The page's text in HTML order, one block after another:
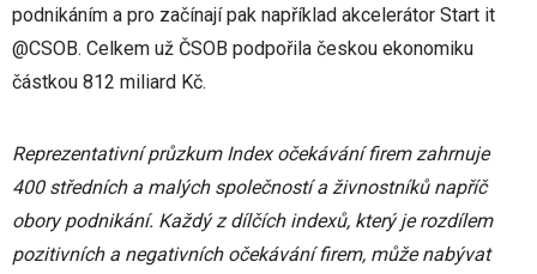
podnikáním a pro začínají pak například akcelerátor Start it
@CSOB. Celkem už ČSOB podpořila českou ekonomiku
částkou 812 miliard Kč.
Reprezentativní průzkum Index očekávání firem zahrnuje
400 středních a malých společností a živnostníků napříč
obory podnikání. Každý z dílčích indexů, který je rozdílem
pozitivních a negativních očekávání firem, může nabývat